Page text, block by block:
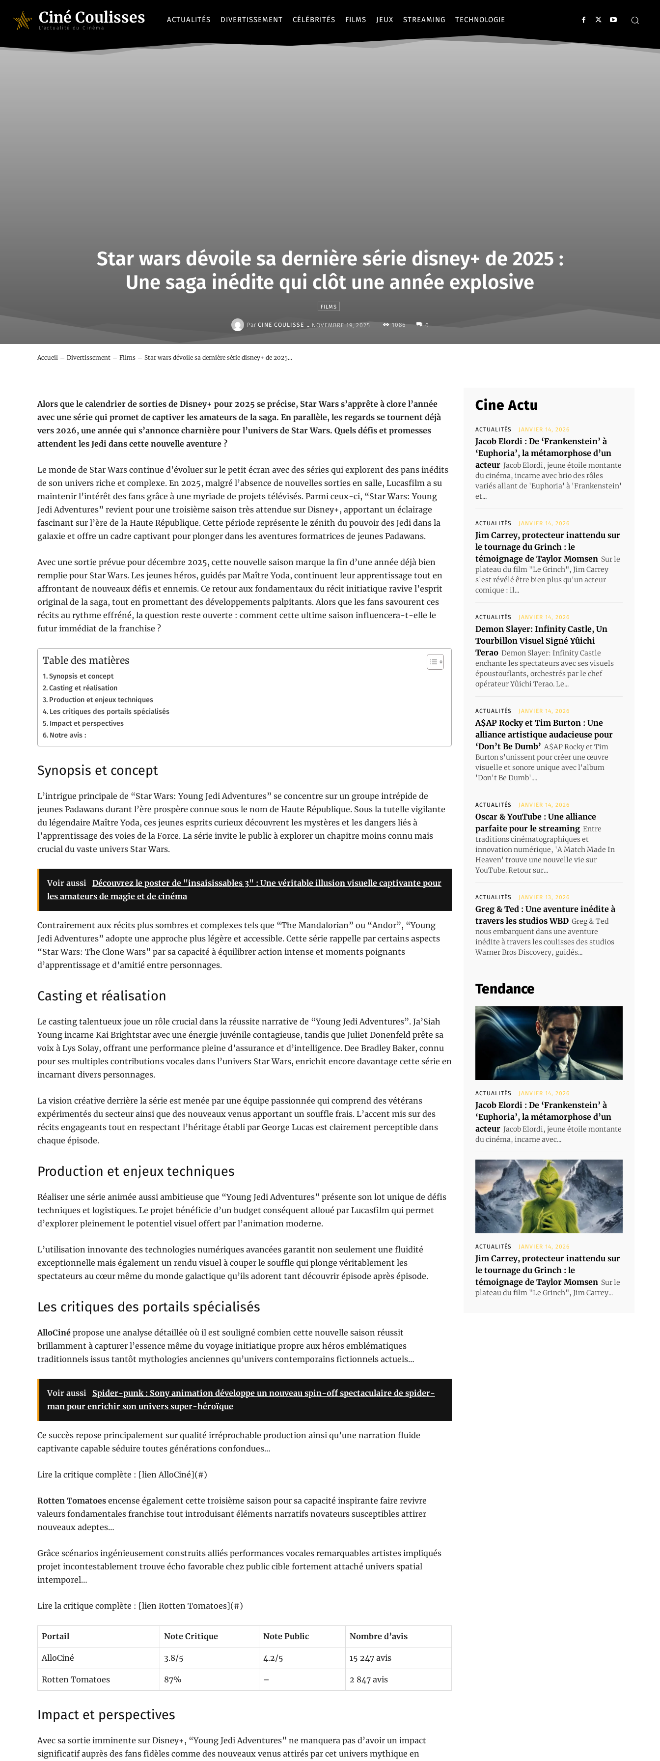
Ciné Coulisses
L'actualité du Cinéma
ACTUALITÉS DIVERTISSEMENT CÉLÉBRITÉS FILMS JEUX STREAMING TECHNOLOGIE
Star wars dévoile sa dernière série disney+ de 2025 :
Une saga inédite qui clôt une année explosive
FILMS
Par CINE COULISSE - NOVEMBRE 19, 2025 1086 0
Accueil Divertissement Films
Star wars dévoile sa dernière série disney+ de 2025...
Alors que le calendrier de sorties de Disney+ pour 2025 se précise, Star Wars s’apprête à clore l’année
avec une série qui promet de captiver les amateurs de la saga. En parallèle, les regards se tournent déjà
vers 2026, une année qui s’annonce charnière pour l’univers de Star Wars. Quels défis et promesses
attendent les Jedi dans cette nouvelle aventure ?
Le monde de Star Wars continue d’évoluer sur le petit écran avec des séries qui explorent des pans inédits
de son univers riche et complexe. En 2025, malgré l’absence de nouvelles sorties en salle, Lucasfilm a su
maintenir l’intérêt des fans grâce à une myriade de projets télévisés. Parmi ceux-ci, “Star Wars: Young
Jedi Adventures” revient pour une troisième saison très attendue sur Disney+, apportant un éclairage
fascinant sur l’ère de la Haute République. Cette période représente le zénith du pouvoir des Jedi dans la
galaxie et offre un cadre captivant pour plonger dans les aventures formatrices de jeunes Padawans.
Avec une sortie prévue pour décembre 2025, cette nouvelle saison marque la fin d’une année déjà bien
remplie pour Star Wars. Les jeunes héros, guidés par Maître Yoda, continuent leur apprentissage tout en
affrontant de nouveaux défis et ennemis. Ce retour aux fondamentaux du récit initiatique ravive l’esprit
original de la saga, tout en promettant des développements palpitants. Alors que les fans savourent ces
récits au rythme effréné, la question reste ouverte : comment cette ultime saison influencera-t-elle le
futur immédiat de la franchise ?
Table des matières
Synopsis et concept
Casting et réalisation
Production et enjeux techniques
Les critiques des portails spécialisés
Impact et perspectives
Notre avis :
Synopsis et concept
L’intrigue principale de “Star Wars: Young Jedi Adventures” se concentre sur un groupe intrépide de
jeunes Padawans durant l’ère prospère connue sous le nom de Haute République. Sous la tutelle vigilante
du légendaire Maître Yoda, ces jeunes esprits curieux découvrent les mystères et les dangers liés à
l’apprentissage des voies de la Force. La série invite le public à explorer un chapitre moins connu mais
crucial du vaste univers Star Wars.
Voir aussi Découvrez le poster de "insaisissables 3" : Une véritable illusion visuelle captivante pour
les amateurs de magie et de cinéma
Contrairement aux récits plus sombres et complexes tels que “The Mandalorian” ou “Andor”, “Young
Jedi Adventures” adopte une approche plus légère et accessible. Cette série rappelle par certains aspects
“Star Wars: The Clone Wars” par sa capacité à équilibrer action intense et moments poignants
d’apprentissage et d’amitié entre personnages.
Casting et réalisation
Le casting talentueux joue un rôle crucial dans la réussite narrative de “Young Jedi Adventures”. Ja’Siah
Young incarne Kai Brightstar avec une énergie juvénile contagieuse, tandis que Juliet Donenfeld prête sa
voix à Lys Solay, offrant une performance pleine d’assurance et d’intelligence. Dee Bradley Baker, connu
pour ses multiples contributions vocales dans l’univers Star Wars, enrichit encore davantage cette série en
incarnant divers personnages.
La vision créative derrière la série est menée par une équipe passionnée qui comprend des vétérans
expérimentés du secteur ainsi que des nouveaux venus apportant un souffle frais. L’accent mis sur des
récits engageants tout en respectant l’héritage établi par George Lucas est clairement perceptible dans
chaque épisode.
Production et enjeux techniques
Réaliser une série animée aussi ambitieuse que “Young Jedi Adventures” présente son lot unique de défis
techniques et logistiques. Le projet bénéficie d’un budget conséquent alloué par Lucasfilm qui permet
d’explorer pleinement le potentiel visuel offert par l’animation moderne.
L’utilisation innovante des technologies numériques avancées garantit non seulement une fluidité
exceptionnelle mais également un rendu visuel à couper le souffle qui plonge véritablement les
spectateurs au cœur même du monde galactique qu’ils adorent tant découvrir épisode après épisode.
Les critiques des portails spécialisés
AlloCiné propose une analyse détaillée où il est souligné combien cette nouvelle saison réussit
brillamment à capturer l’essence même du voyage initiatique propre aux héros emblématiques
traditionnels issus tantôt mythologies anciennes qu’univers contemporains fictionnels actuels…
Voir aussi
Spider-punk : Sony animation développe un nouveau spin-off spectaculaire de spider-
man pour enrichir son univers super-héroïque
Ce succès repose principalement sur qualité irréprochable production ainsi qu’une narration fluide
captivante capable séduire toutes générations confondues…
Lire la critique complète : [lien AlloCiné](#)
Rotten Tomatoes encense également cette troisième saison pour sa capacité inspirante faire revivre
valeurs fondamentales franchise tout introduisant éléments narratifs novateurs susceptibles attirer
nouveaux adeptes…
Grâce scénarios ingénieusement construits alliés performances vocales remarquables artistes impliqués
projet incontestablement trouve écho favorable chez public cible fortement attaché univers spatial
intemporel…
Lire la critique complète : [lien Rotten Tomatoes](#)
Portail Note Critique Note Public Nombre d’avis
AlloCiné 3.8/5 4.2/5 15 247 avis
Rotten Tomatoes 87% – 2 847 avis
Impact et perspectives
Avec sa sortie imminente sur Disney+, “Young Jedi Adventures” ne manquera pas d’avoir un impact
significatif auprès des fans fidèles comme des nouveaux venus attirés par cet univers mythique en
Cine Actu
ACTUALITÉS JANVIER 14, 2026
Jacob Elordi : De ‘Frankenstein’ à
‘Euphoria’, la métamorphose d’un
acteur Jacob Elordi, jeune étoile montante
du cinéma, incarne avec brio des rôles
variés allant de 'Euphoria' à 'Frankenstein'
et...
ACTUALITÉS JANVIER 14, 2026
Jim Carrey, protecteur inattendu sur
le tournage du Grinch : le
témoignage de Taylor Momsen Sur le
plateau du film "Le Grinch", Jim Carrey
s'est révélé être bien plus qu'un acteur
comique : il...
ACTUALITÉS JANVIER 14, 2026
Demon Slayer: Infinity Castle, Un
Tourbillon Visuel Signé Yûichi
Terao Demon Slayer: Infinity Castle
enchante les spectateurs avec ses visuels
époustouflants, orchestrés par le chef
opérateur Yûichi Terao. Le...
ACTUALITÉS JANVIER 14, 2026
A$AP Rocky et Tim Burton : Une
alliance artistique audacieuse pour
‘Don’t Be Dumb’ A$AP Rocky et Tim
Burton s'unissent pour créer une œuvre
visuelle et sonore unique avec l'album
'Don't Be Dumb'....
ACTUALITÉS JANVIER 14, 2026
Oscar & YouTube : Une alliance
parfaite pour le streaming Entre
traditions cinématographiques et
innovation numérique, 'A Match Made In
Heaven' trouve une nouvelle vie sur
YouTube. Retour sur...
ACTUALITÉS JANVIER 13, 2026
Greg & Ted : Une aventure inédite à
travers les studios WBD Greg & Ted
nous embarquent dans une aventure
inédite à travers les coulisses des studios
Warner Bros Discovery, guidés...
Tendance
ACTUALITÉS JANVIER 14, 2026
Jacob Elordi : De ‘Frankenstein’ à
‘Euphoria’, la métamorphose d’un
acteur Jacob Elordi, jeune étoile montante
du cinéma, incarne avec...
ACTUALITÉS JANVIER 14, 2026
Jim Carrey, protecteur inattendu sur
le tournage du Grinch : le
témoignage de Taylor Momsen Sur le
plateau du film "Le Grinch", Jim Carrey...